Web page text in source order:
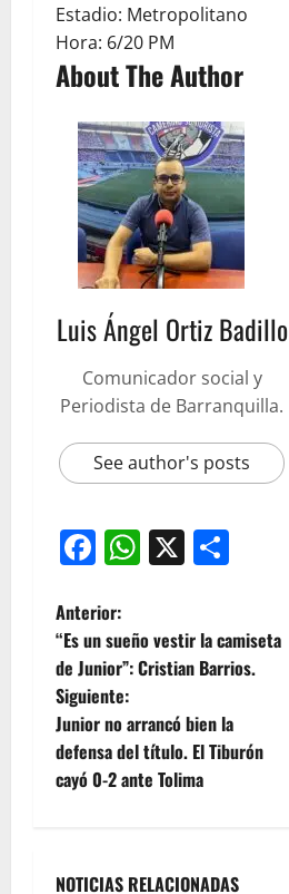
Estadio: Metropolitano
Hora: 6/20 PM
About The Author
Luis Ángel Ortiz Badillo
Comunicador social y
Periodista de Barranquilla.
See author's posts
Facebook
WhatsApp
X
Anterior:
“Es un sueño vestir la camiseta
de Junior”: Cristian Barrios.
Siguiente:
Junior no arrancó bien la
defensa del título. El Tiburón
cayó 0-2 ante Tolima
NOTICIAS RELACIONADAS